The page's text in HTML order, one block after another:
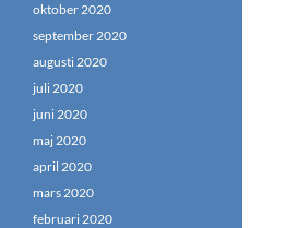
oktober 2020
september 2020
augusti 2020
juli 2020
juni 2020
maj 2020
april 2020
mars 2020
februari 2020